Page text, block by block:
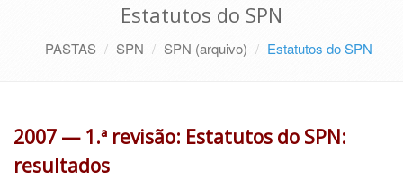
Estatutos do SPN
PASTAS SPN SPN (arquivo) Estatutos do SPN
2007 — 1.ª revisão: Estatutos do SPN:
resultados